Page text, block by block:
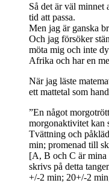
Så det är väl minnet
tid att passa.
Men jag är ganska
Och jag försöker
möta mig och inte
Afrika och har en
När jag läste
ett mattetal som
”En något
morgonaktivitet kan
Tvättning och
min; promenad till
[A, B och C är mina
skrivs på detta
+/-2 min; 20+/-2